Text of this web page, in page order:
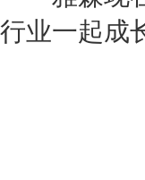
行业一起成